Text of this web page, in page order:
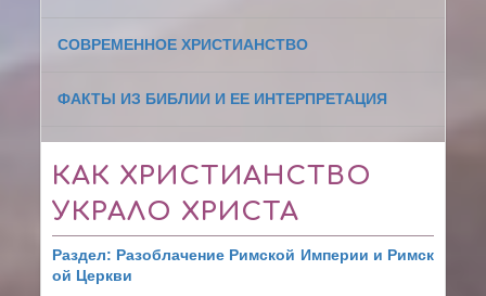
СОВРЕМЕННОЕ ХРИСТИАНСТВО
ФАКТЫ ИЗ БИБЛИИ И ЕЕ ИНТЕРПРЕТАЦИЯ
КАК ХРИСТИАНСТВО
УКРАЛО ХРИСТА
Раздел: Разоблачение Римской Империи и Римск
ой Церкви